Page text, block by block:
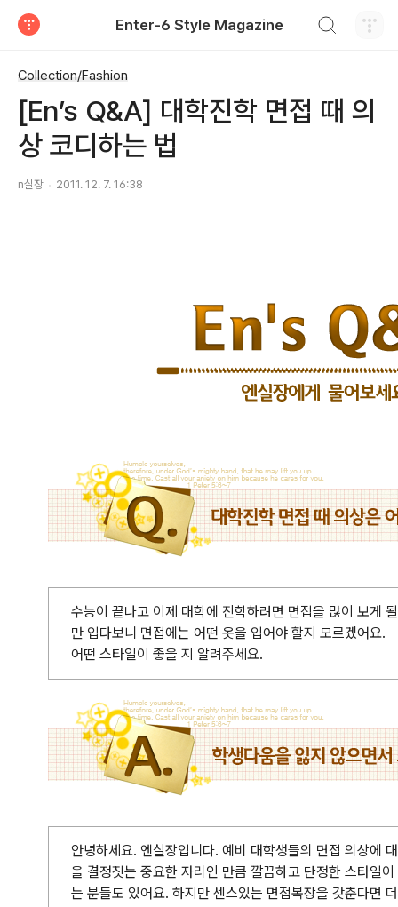
Enter-6 Style Magazine
Collection/Fashion
[En’s Q&A] 대학진학 면접 때 의
상 코디하는 법
n실장 2011. 12. 7. 16:38
수능이 끝나고 이제 대학에 진학하려면 면접을 많이 보게
만 입다보니 면접에는 어떤 옷을 입어야 할지 모르겠어요.
어떤 스타일이 좋을 지 알려주세요.
안녕하세요. 엔실장입니다. 예비 대학생들의 면접 의상에
을 결정짓는 중요한 자리인 만큼 깔끔하고 단정한 스타일
는 분들도 있어요. 하지만 센스있는 면접복장을 갖춘다면